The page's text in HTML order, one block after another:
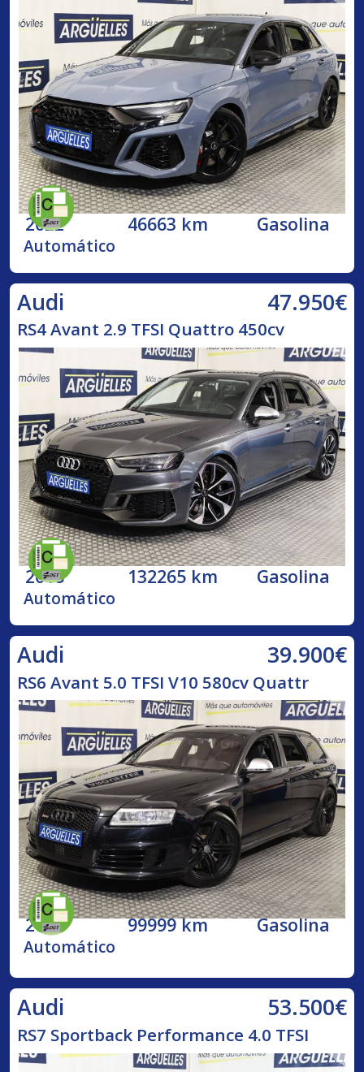
2022 46663 km Gasolina
Automático
Audi 47.950€
RS4 Avant 2.9 TFSI Quattro 450cv
2018 132265 km Gasolina
Automático
Audi 39.900€
RS6 Avant 5.0 TFSI V10 580cv Quattr
2009 99999 km Gasolina
Automático
Audi 53.500€
RS7 Sportback Performance 4.0 TFSI